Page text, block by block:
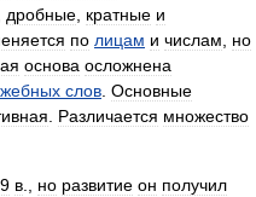
дробные кратные и
по лицам и числам
но
основа осложнена
слов Основные
Различается множество
в но развитие он получил